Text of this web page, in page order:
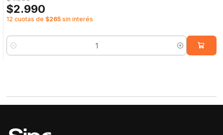
$2.990
12 cuotas de $265 sin interés
Cantidad